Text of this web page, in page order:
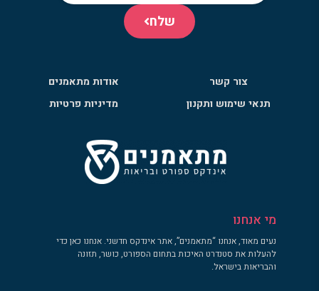
שלח
צור קשר
אודות מתאמנים
תנאי שימוש ותקנון
מדיניות פרטיות
מי אנחנו
נעים מאוד, אנחנו “מתאמנים”, אתר אינדקס חדשני. אנחנו כאן כדי
להעלות את סטנדרט האיכות בתחום הספורט, כושר, תזונה
והבריאות בישראל.